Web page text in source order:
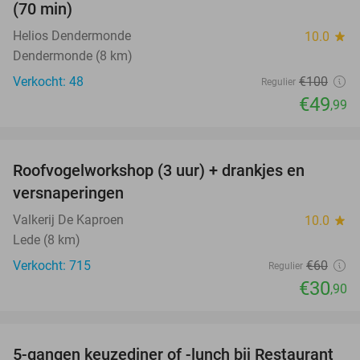
(70 min)
Helios Dendermonde 10.0 star
Dendermonde (8 km)
Verkocht: 48
Regulier €100
€49,99
Roofvogelworkshop (3 uur) + drankjes en
versnaperingen
Valkerij De Kaproen 10.0 star
Lede (8 km)
Verkocht: 715
Regulier €60
€30,90
5-gangen keuzediner of -lunch bij Restaurant